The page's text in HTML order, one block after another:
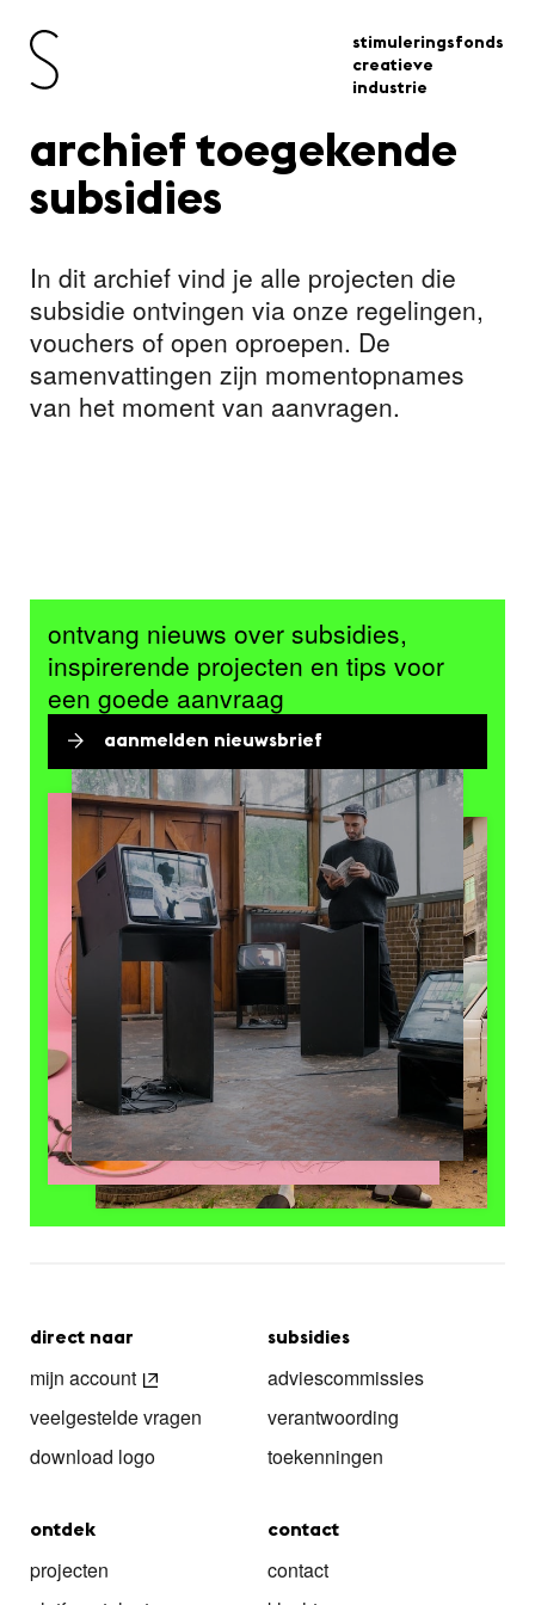
stimuleringsfonds
creatieve
industrie
archief toegekende
subsidies
In dit archief vind je alle projecten die
subsidie ontvingen via onze regelingen,
vouchers of open oproepen. De
samenvattingen zijn momentopnames
van het moment van aanvragen.
ontvang nieuws over subsidies,
inspirerende projecten en tips voor
een goede aanvraag
aanmelden nieuwsbrief
direct naar
mijn account
veelgestelde vragen
download logo
subsidies
adviescommissies
verantwoording
toekenningen
ontdek
projecten
contact
contact